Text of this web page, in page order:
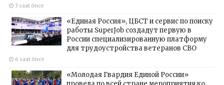
3 saat önce
«Единая Россия», ЦБСТ и сервис по поиску
работы SuperJob создадут первую в
России специализированную платформу
для трудоустройства ветеранов СВО
6 saat önce
«Молодая Гвардия Единой России»